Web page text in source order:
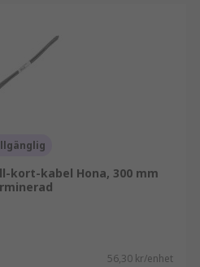
kort-kabel Hona, 300 mm
56,30 kr/enhet